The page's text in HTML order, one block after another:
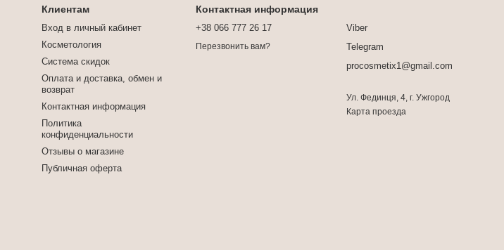
Клиентам
Вход в личный кабинет
Косметология
Система скидок
Оплата и доставка, обмен и
возврат
Контактная информация
Политика
конфиденциальности
Отзывы о магазине
Публичная оферта
Контактная информация
+38 066 777 26 17
Перезвонить вам?
Viber
Telegram
procosmetix1@gmail.com
Ул. Фединця, 4, г. Ужгород
Карта проезда